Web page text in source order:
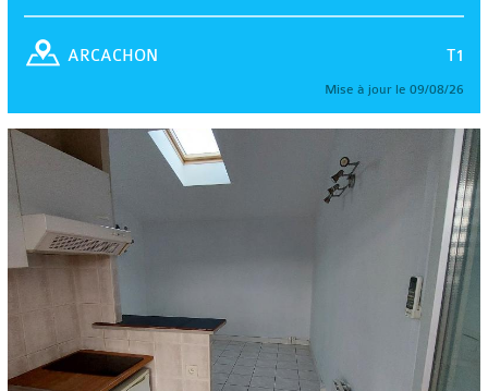
T1
ARCACHON
Mise à jour le 09/08/26